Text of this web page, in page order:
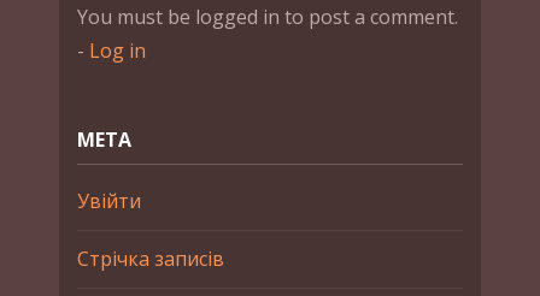
You must be logged in to post a comment.
- Log in
МЕТА
Увійти
Стрічка записів